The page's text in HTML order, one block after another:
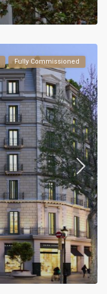
Fully Commissioned